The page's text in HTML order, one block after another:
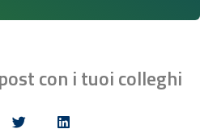
con i tuoi colleghi